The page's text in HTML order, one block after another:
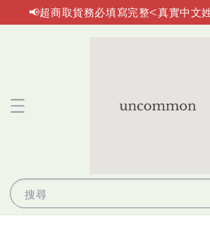
📢超商取貨務必填寫完整<真實中文
搜尋